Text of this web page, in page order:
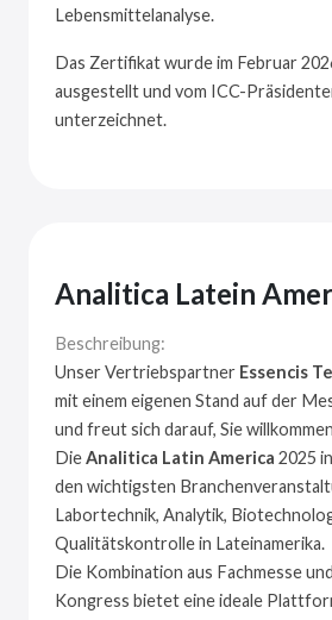
Lebensmittelanalyse.
Das Zertifikat wurde im Februar
ausgestellt und vom ICC-
unterzeichnet.
Analitica Latein
Beschreibung:
Unser Vertriebspartner Essencis
mit einem eigenen Stand auf der
und freut sich darauf, Sie
DieAnalitica Latin America 2025
den wichtigsten
Labortechnik, Analytik,
Qualitätskontrolle in Lateinamerika.
Die Kombination aus Fachmesse
Kongress bietet eine ideale